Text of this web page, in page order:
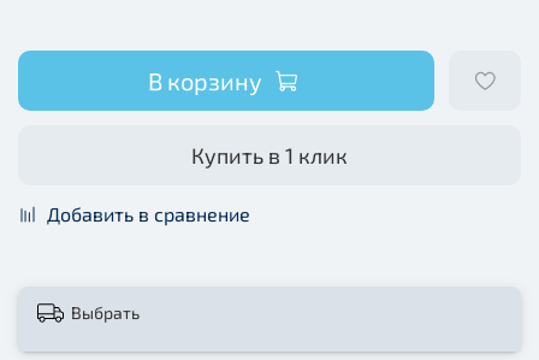
В корзину
Купить в 1 клик
Добавить в сравнение
Выбрать